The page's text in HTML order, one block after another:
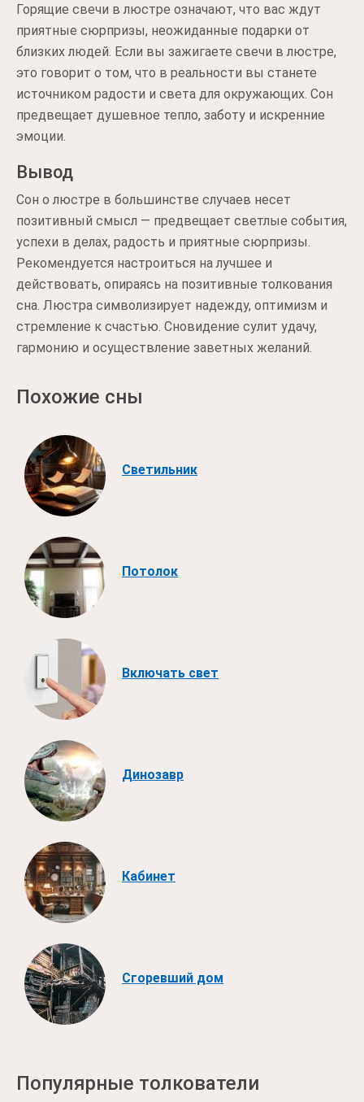
Горящие свечи в люстре означают, что вас ждут
приятные сюрпризы, неожиданные подарки от
близких людей. Если вы зажигаете свечи в люстре,
это говорит о том, что в реальности вы станете
источником радости и света для окружающих. Сон
предвещает душевное тепло, заботу и искренние
эмоции.
Вывод
Сон о люстре в большинстве случаев несет
позитивный смысл — предвещает светлые события,
успехи в делах, радость и приятные сюрпризы.
Рекомендуется настроиться на лучшее и
действовать, опираясь на позитивные толкования
сна. Люстра символизирует надежду, оптимизм и
стремление к счастью. Сновидение сулит удачу,
гармонию и осуществление заветных желаний.
Похожие сны
Светильник
Потолок
Включать свет
Динозавр
Кабинет
Сгоревший дом
Популярные толкователи